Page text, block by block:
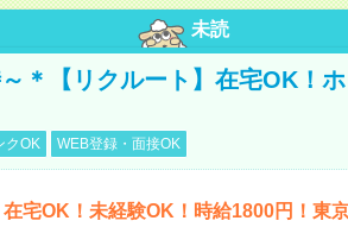
未読
＊【リクルート】在宅OK！
クOK WEB登録・面接OK
在宅OK！未経験OK！時給1800円！東